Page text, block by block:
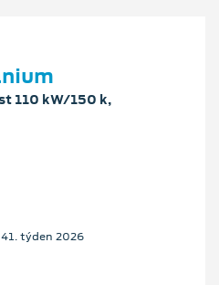
110 kW/150 k,
týden 2026